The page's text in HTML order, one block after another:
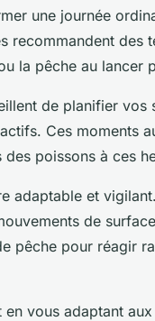
une journée
recommandent des
la pêche au lancer
de planifier vos
Ces moments
poissons à ces
adaptable et
de
pêche pour réagir
en vous adaptant